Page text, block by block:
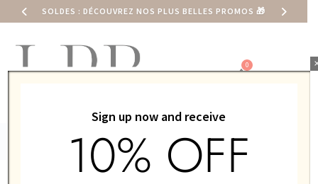
SOLDES : DÉCOUVREZ NOS PLUS BELLES PROMOS 🎁
0,00€
Sign up now and receive
10% OFF